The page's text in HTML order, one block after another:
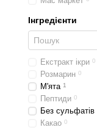
Інгредієнти
Екстракт ікри 0
Розмарин 0
М'ята 1
Пептиди 0
Без сульфатів
Какао 0